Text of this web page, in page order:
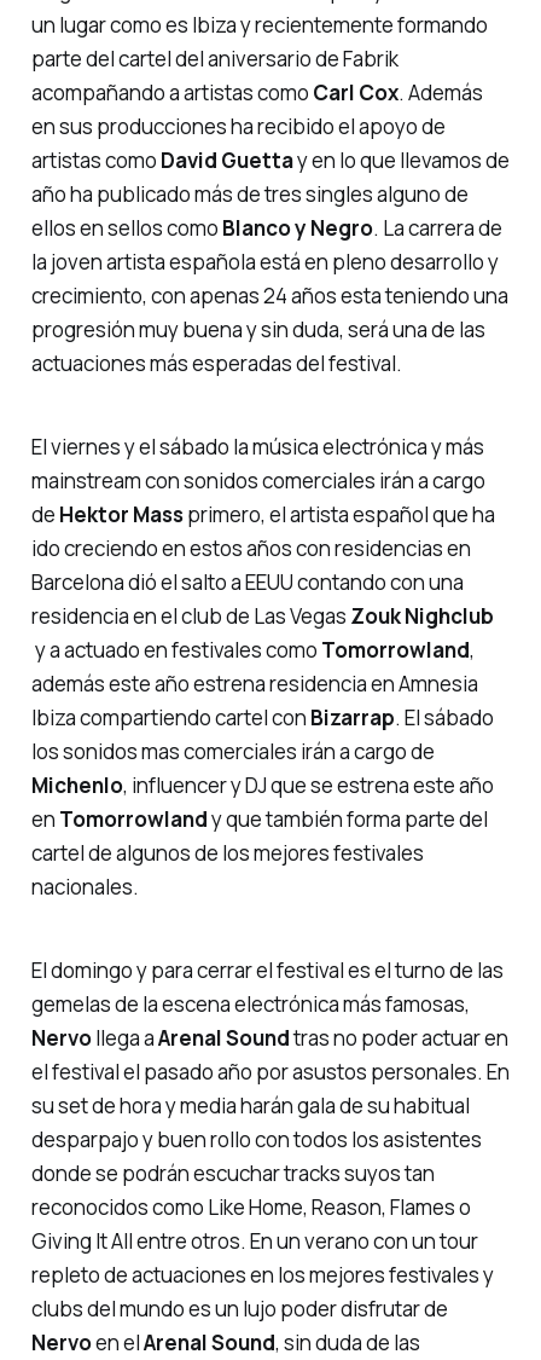
un lugar como es Ibiza y recientemente formando
parte del cartel del aniversario de Fabrik
acompañando a artistas como Carl Cox. Además
en sus producciones ha recibido el apoyo de
artistas como David Guettay en lo que llevamos de
año ha publicado más de tres singles alguno de
ellos en sellos como Blanco y Negro. La carrera de
la joven artista española está en pleno desarrollo y
crecimiento, con apenas 24 años esta teniendo una
progresión muy buena y sin duda, será una de las
actuaciones más esperadas del festival.
El viernes y el sábado la música electrónica y más
mainstream con sonidos comerciales irán a cargo
de Hektor Massprimero, el artista español que ha
ido creciendo en estos años con residencias en
Barcelona dió el salto a EEUU contando con una
residencia en el club de Las Vegas Zouk Nighclub
y a actuado en festivales como Tomorrowland,
además este año estrena residencia en Amnesia
Ibiza compartiendo cartel con Bizarrap. El sábado
los sonidos mas comerciales irán a cargo de
Michenlo, influencer y DJ que se estrena este año
en Tomorrowlandy que también forma parte del
cartel de algunos de los mejores festivales
nacionales.
El domingo y para cerrar el festival es el turno de las
gemelas de la escena electrónica más famosas,
Nervollega aArenal Soundtras no poder actuar en
el festival el pasado año por asustos personales. En
su set de hora y media harán gala de su habitual
desparpajo y buen rollo con todos los asistentes
donde se podrán escuchar tracks suyos tan
reconocidos como Like Home, Reason, Flameso
Giving It Allentre otros. En un verano con un tour
repleto de actuaciones en los mejores festivales y
clubs del mundo es un lujo poder disfrutar de
Nervoen elArenal Sound, sin duda de las